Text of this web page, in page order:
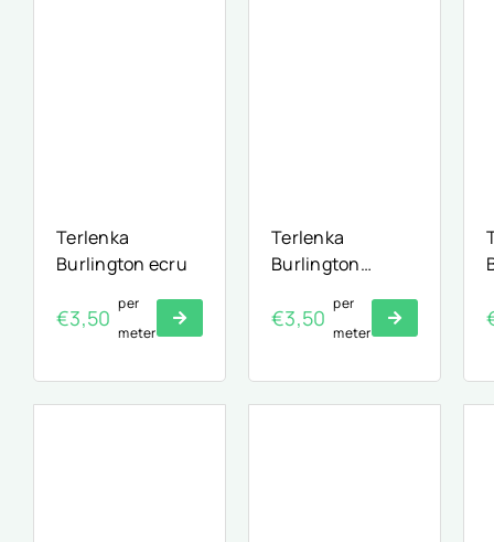
Terlenka
Burlington ecru
€3,50
per
meter
Terlenka
Burlington
€3,50
per
meter